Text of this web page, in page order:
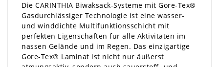
Die CARINTHIA Biwaksack-Systeme mit Gore-Tex®
Gasdurchlässiger Technologie ist eine wasser-
und winddichte Multifunktionsschicht mit
perfekten Eigenschaften für alle Aktivitäten im
nassen Gelände und im Regen. Das einzigartige
Gore-Tex® Laminat ist nicht nur äußerst